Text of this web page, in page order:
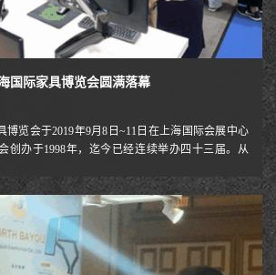
国际家具博览会圆满落幕
博览会于2019年9月8日~11日在上海国际会展中心
创办于1998年，迄今已经连续举办四十三届。从
和长三角地区，彰显春华秋实的双城魅力。中国家
链，涵盖民用家具、饰品家纺、户外家居、办公商
产设备及配件辅料等， 春秋两届共汇聚超过6000家
共接待超过34万名专业观众，是家居行业新品发
人体工学产品与众不